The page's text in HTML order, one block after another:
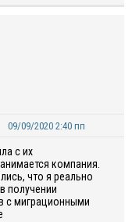
09/09/2020 2:40 пп
с их
компания
что я реально
получении
с миграционными